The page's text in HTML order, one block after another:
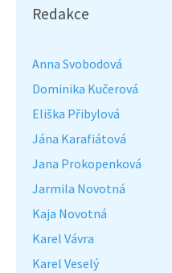
Redakce
Anna Svobodová
Dominika Kučerová
Eliška Přibylová
Jána Karafiátová
Jana Prokopenková
Jarmila Novotná
Kaja Novotná
Karel Vávra
Karel Veselý